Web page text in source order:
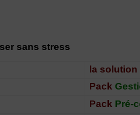
sans stress
la solution
Pack
Pack Pré-